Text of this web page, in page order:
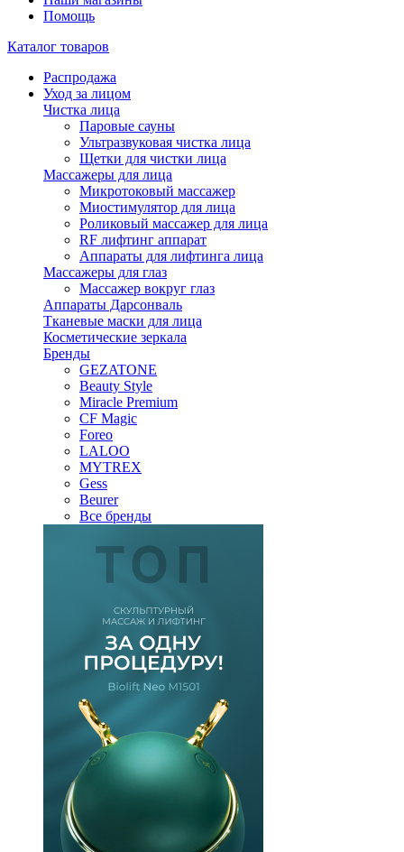
Помощь
Каталог товаров
Распродажа
Уход за лицом
Чистка лица
Паровые сауны
Ультразвуковая чистка лица
Щетки для чистки лица
Массажеры для лица
Микротоковый массажер
Миостимулятор для лица
Роликовый массажер для лица
RF лифтинг аппарат
Аппараты для лифтинга лица
Массажеры для глаз
Массажер вокруг глаз
Аппараты Дарсонваль
Тканевые маски для лица
Косметические зеркала
Бренды
GEZATONE
Beauty Style
Miracle Premium
CF Magic
Foreo
LALOO
MYTREX
Gess
Beurer
Все бренды